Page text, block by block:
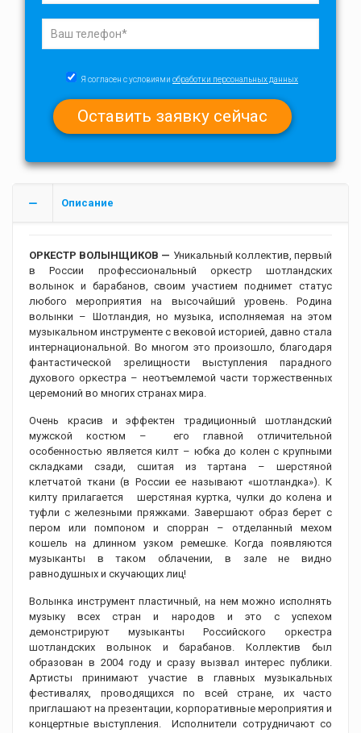
Я согласен с условиями обработки персональных данных
Описание
ОРКЕСТР ВОЛЫНЩИКОВ — Уникальный коллектив, первый
в России профессиональный оркестр шотландских
волынок и барабанов, своим участием поднимет статус
любого мероприятия на высочайший уровень. Родина
волынки – Шотландия, но музыка, исполняемая на этом
музыкальном инструменте с вековой историей, давно стала
интернациональной. Во многом это произошло, благодаря
фантастической зрелищности выступления парадного
духового оркестра – неотъемлемой части торжественных
церемоний во многих странах мира.
Очень красив и эффектен традиционный шотландский
мужской костюм – его главной отличительной
особенностью является килт – юбка до колен с крупными
складками сзади, сшитая из тартана – шерстяной
клетчатой ткани (в России ее называют «шотландка»). К
килту прилагается шерстяная куртка, чулки до колена и
туфли с железными пряжками. Завершают образ берет с
пером или помпоном и спорран – отделанный мехом
кошель на длинном узком ремешке. Когда появляются
музыканты в таком облачении, в зале не видно
равнодушных и скучающих лиц!
Волынка инструмент пластичный, на нем можно исполнять
музыку всех стран и народов и это с успехом
демонстрируют музыканты Российского оркестра
шотландских волынок и барабанов. Коллектив был
образован в 2004 году и сразу вызвал интерес публики.
Артисты принимают участие в главных музыкальных
фестивалях, проводящихся по всей стране, их часто
приглашают на презентации, корпоративные мероприятия и
концертные выступления. Исполнители сотрудничают со